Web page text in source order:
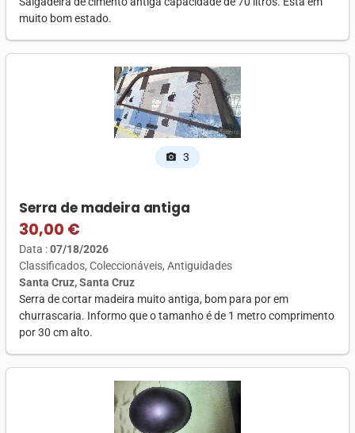
muito bom estado.
photo_camera 3
Serra de madeira antiga
30,00 €
Data :07/18/2026
Classificados Coleccionáveis Antiguidades
Santa Cruz, Santa Cruz
Serra de cortar madeira muito antiga, bom para por em
churrascaria. Informo que o tamanho é de 1 metro comprimento
por 30 cm alto.